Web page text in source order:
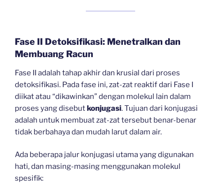
Fase II Detoksifikasi: Menetralkan dan
Membuang Racun
Fase II adalah tahap akhir dan krusial dari proses
detoksifikasi. Pada fase ini, zat-zat reaktif dari Fase I
diikat atau “dikawinkan” dengan molekul lain dalam
proses yang disebutkonjugasi. Tujuan dari konjugasi
adalah untuk membuat zat-zat tersebut benar-benar
tidak berbahaya dan mudah larut dalam air.
Ada beberapa jalur konjugasi utama yang digunakan
hati, dan masing-masing menggunakan molekul
spesifik: